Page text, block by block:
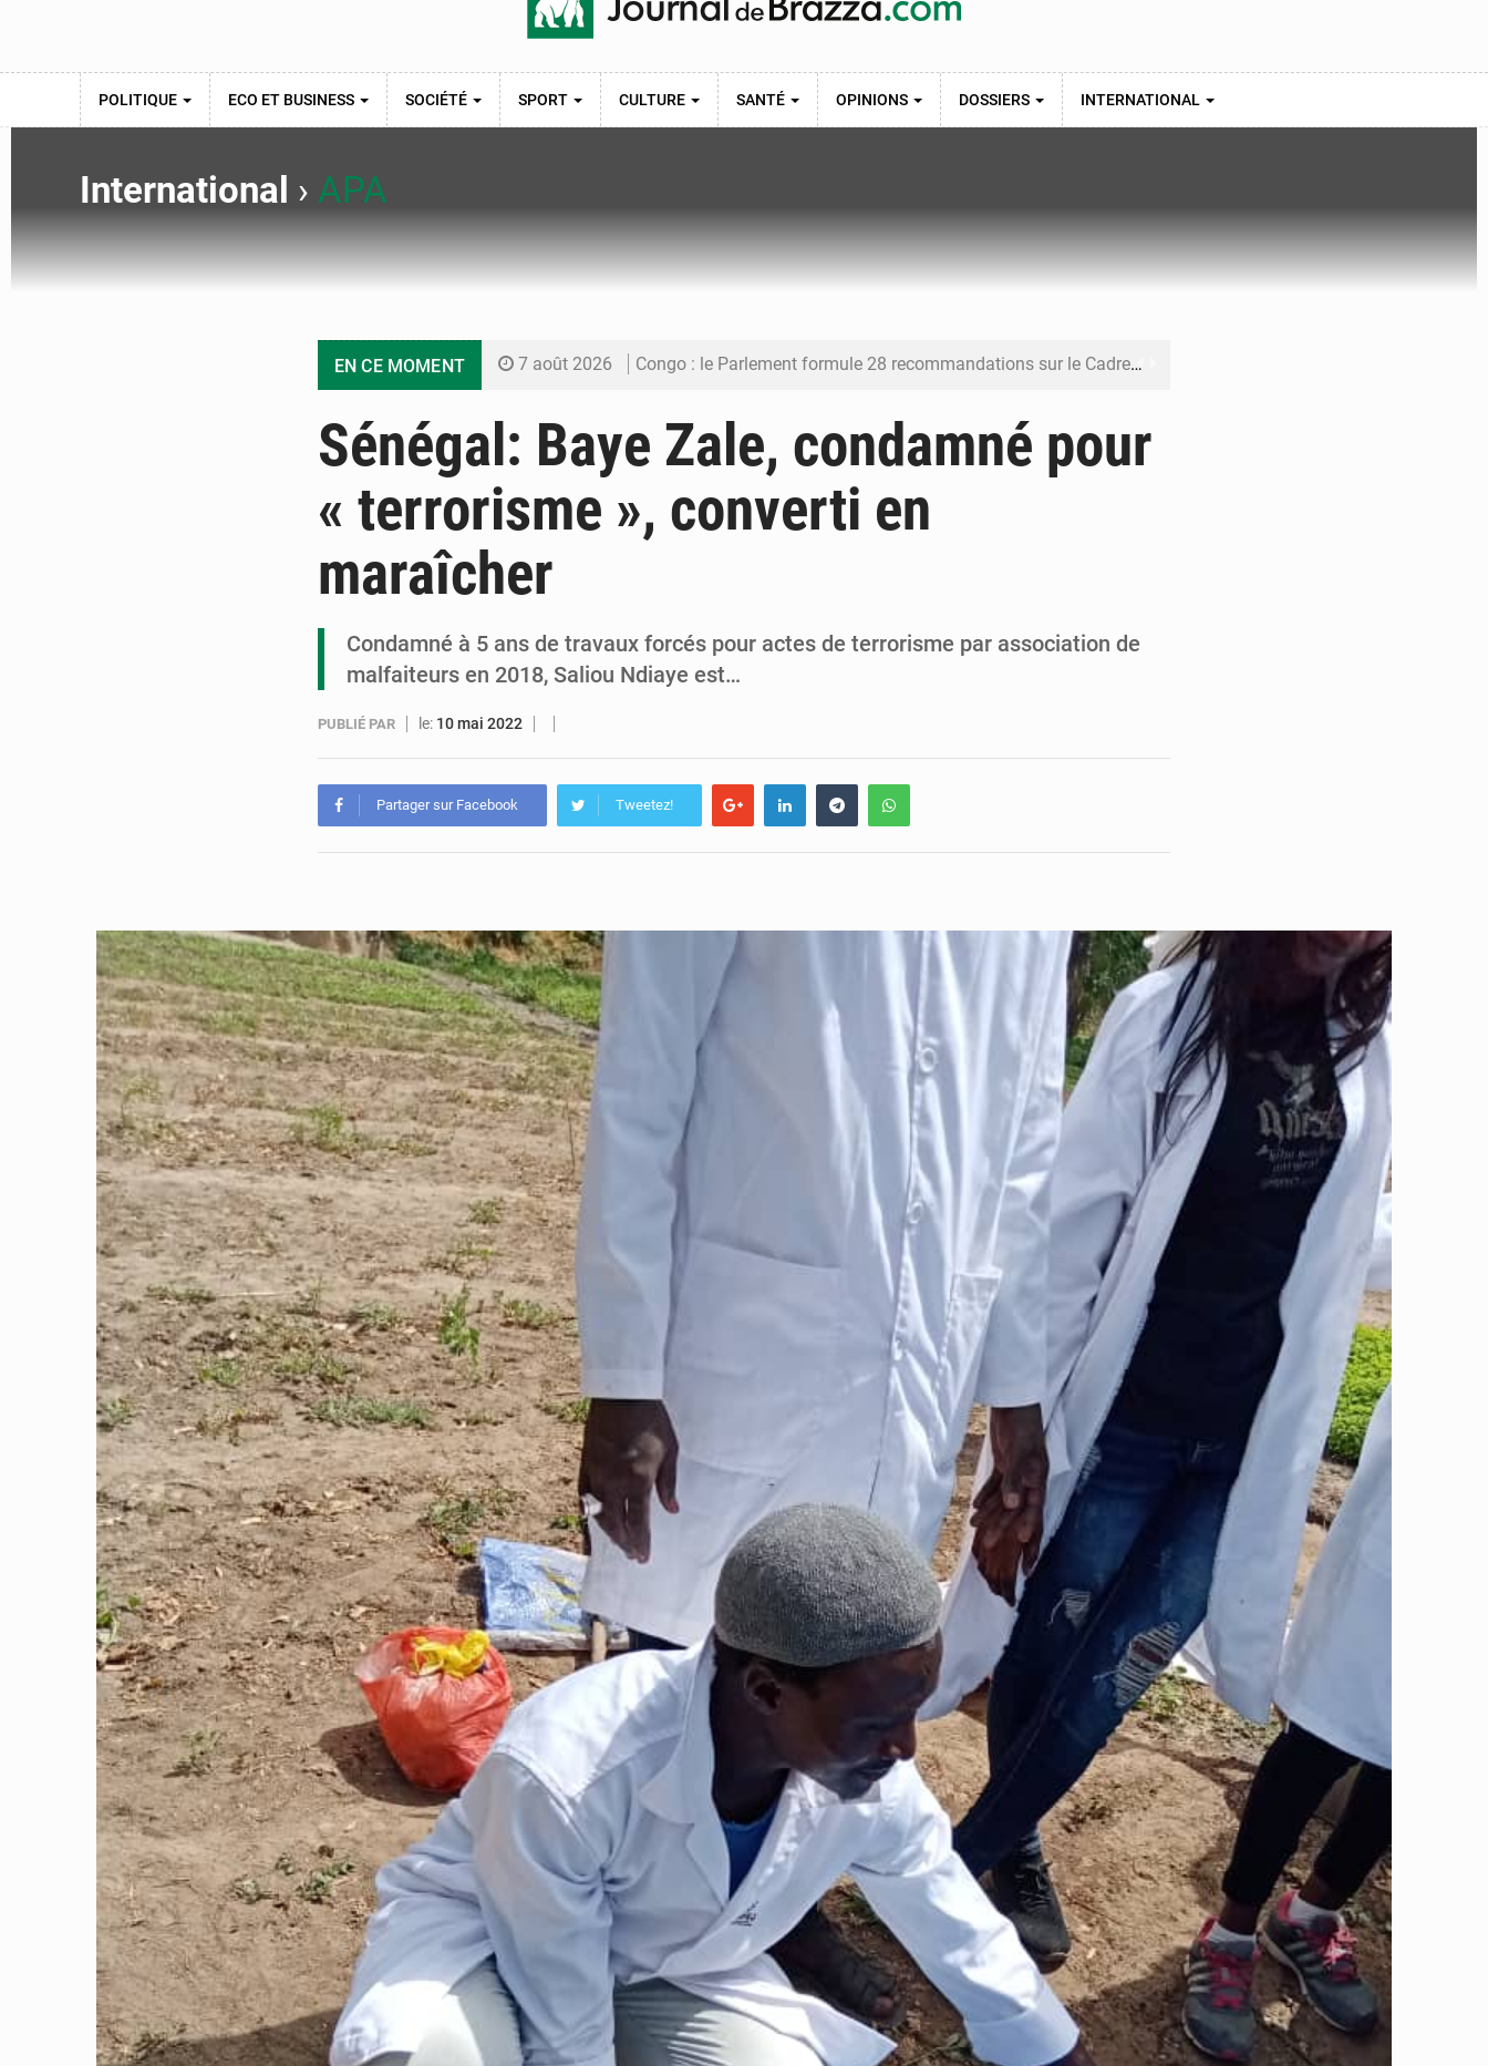
POLITIQUE ECO ET BUSINESS SOCIÉTÉ SPORT CULTURE SANTÉ OPINIONS DOSSIERS INTERNATIONAL
International › APA
EN CE MOMENT 7 août 2026 Congo : le Parlement formule 28 recommandations sur le Cadre budgétaire 2027-2029
7 août 2026 Congo : la Grande foire agricole pour renforcer la souveraineté alimentaire
7 août 2026 Congo-RDC : Brazzaville et Kinshasa renforcent leur coopération en faveur de la jeunesse
6 août 2026
Sénégal: Baye Zale, condamné pour
« terrorisme », converti en
maraîcher
Condamné à 5 ans de travaux forcés pour actes de terrorisme par association de
malfaiteurs en 2018, Saliou Ndiaye est…
PUBLIÉ PAR le: 10 mai 2022
Partager sur Facebook Tweetez!